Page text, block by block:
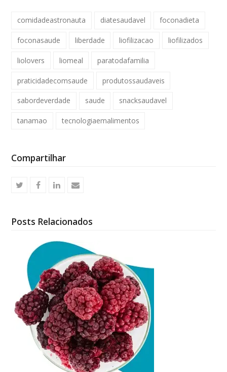
comidadeastronauta diatesaudavel foconadieta
foconasaude liberdade liofilizacao liofilizados
liolovers liomeal paratodafamilia
praticidadecomsaude produtossaudaveis
sabordeverdade saude snacksaudavel
tanamao tecnologiaemalimentos
Compartilhar
Posts Relacionados